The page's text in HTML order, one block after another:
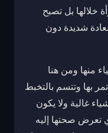
خلالها بل تصبح
شديدة دون
منها ومن هنا
بها وتتسم بالتخبط
غالية ولا يكون
تعرض صحتها إليه